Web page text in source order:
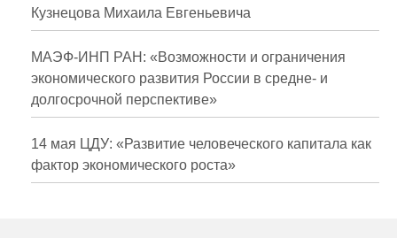
Публикации
Научная жизнь
Издания
Проблемы прогнозирования
О журнале
Кузнецова Михаила Евгеньевича
МАЭФ-ИНП РАН: «Возможности и ограничения
экономического развития России в средне- и
долгосрочной перспективе»
14 мая ЦДУ: «Развитие человеческого капитала как
фактор экономического роста»